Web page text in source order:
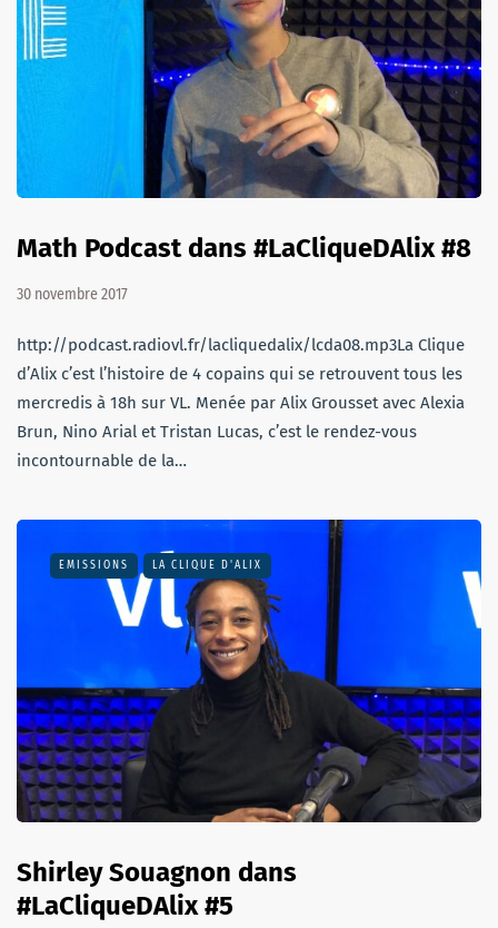
Math Podcast dans #LaCliqueDAlix #8
30 novembre 2017
http://podcast.radiovl.fr/lacliquedalix/lcda08.mp3La Clique
d’Alix c’est l’histoire de 4 copains qui se retrouvent tous les
mercredis à 18h sur VL. Menée par Alix Grousset avec Alexia
Brun, Nino Arial et Tristan Lucas, c’est le rendez-vous
incontournable de la…
EMISSIONS LA CLIQUE D'ALIX
Shirley Souagnon dans
#LaCliqueDAlix #5